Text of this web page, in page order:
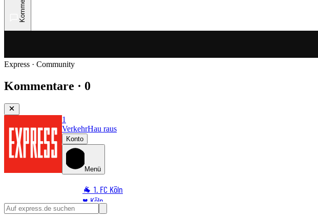
Express · Community
Kommentare · 0
1
VerkehrHau raus
Konto
Menü
🐐 1. FC Köln
♥️ Köln
⭐ Promi